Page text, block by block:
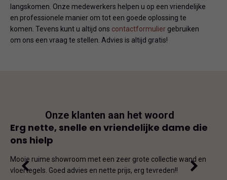
langskomen. Onze medewerkers helpen u op een vriendelijke
en professionele manier om tot een goede oplossing te
komen. Tevens kunt u altijd ons contactformulier gebruiken
om ons een vraag te stellen. Advies is altijd gratis!
Onze klanten aan het woord
Erg nette, snelle en vriendelijke dame die
ons hielp
Mooie ruime showroom met een zeer grote collectie wand en
vloertegels. Goed advies en nette prijs, erg tevreden!!